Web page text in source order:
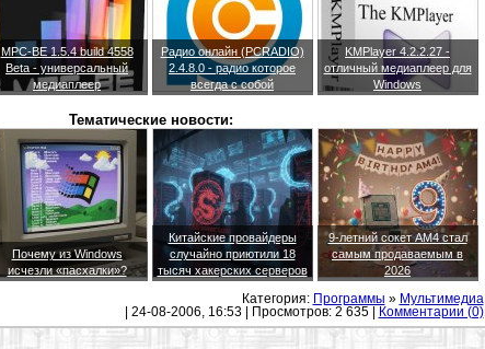
MPC-BE 1.5.4 build 4558
Beta - универсальный
медиаплеер
Радио онлайн (PCRADIO)
2.4.8.0 - радио которое
всегда с собой
KMPlayer 4.2.2.27 -
отличный медиаплеер для
Windows
Тематические новости:
Почему из Windows
исчезли «пасхалки»?
Китайские провайдеры
случайно приютили 18
тысяч хакерских серверов
9-летний сокет AM4 стал
самым продаваемым в
2026
Категория: Программы » Мультимедиа
| 24-08-2006, 16:53 | Просмотров: 2 635 |
Комментарии (0)